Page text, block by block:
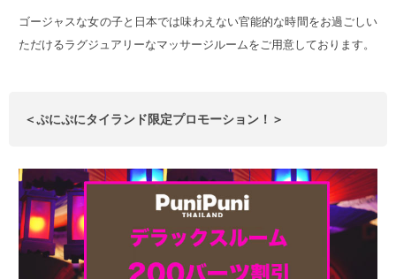
ゴージャスな女の子と日本では味わえない官能的な時間をお過ごしい
ただけるラグジュアリーなマッサージルームをご用意しております。
＜ぷにぷにタイランド限定プロモーション！＞